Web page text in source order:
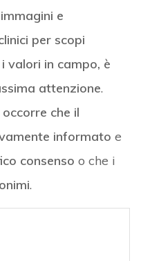
e
per scopi
valori in campo, è
attenzione.
occorre che il
informato e
consenso o che i
.